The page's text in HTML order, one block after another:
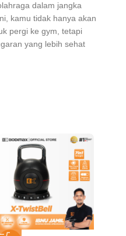
dalam jangka
kamu tidak hanya akan
pergi ke gym, tetapi
yang lebih sehat